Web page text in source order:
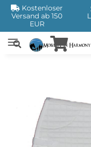
Kostenloser
Versand ab 150
EUR